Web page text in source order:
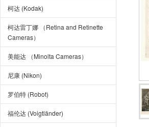
柯达 (Kodak)
柯达雷丁娜 （Retina and Retinette
Cameras）
美能达 （Minolta Cameras）
尼康 (Nikon)
罗伯特 (Robot)
福伦达 (Voigtländer)